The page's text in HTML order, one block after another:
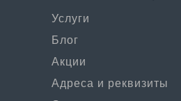
Услуги
Адреса и реквизиты
Блог
Акции